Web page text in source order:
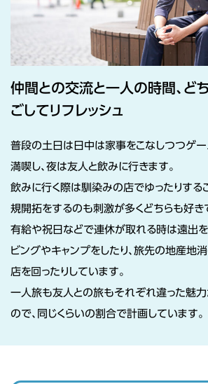
仲間との交流と一人の時間、ど
ごしてリフレッシュ
普段の土日は日中は家事をこなしつつゲ
満喫し、夜は友人と飲みに行きます。
飲みに行く際は馴染みの店でゆったりする
規開拓をするのも刺激が多くどちらも好き
有給や祝日などで連休が取れる時は遠出
ビングやキャンプをしたり、旅先の地産地
店を回ったりしています。
一人旅も友人との旅もそれぞれ違った魅
ので、同じくらいの割合で計画しています。